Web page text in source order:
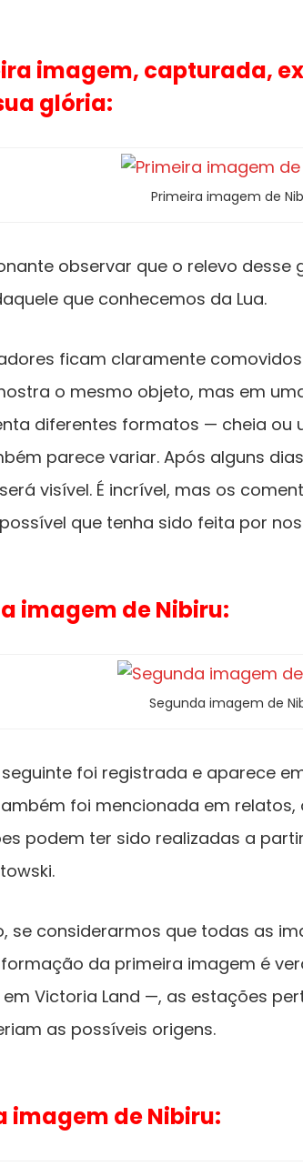
imagem, capturada,
glória:
Primeira imagem de
observar que o relevo
que conhecemos da Lua.
ficam claramente
o mesmo objeto, mas em
diferentes formatos — cheia ou
parece variar. Após alguns
visível. É incrível, mas os
possível que tenha sido feita por
imagem de Nibiru:
Segunda imagem de
foi registrada e aparece
foi mencionada em relatos,
podem ter sido realizadas a
se considerarmos que todas as
da primeira imagem é
Victoria Land —, as estações
as possíveis origens.
imagem de Nibiru: